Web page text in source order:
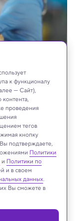
к функционалу
— Сайт),
проведения
тегов
кнопку
подтверждаете,
Политики
и Политики по
и в своем
данных.
Вы сможете в